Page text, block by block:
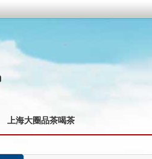
上海大圈品茶喝茶